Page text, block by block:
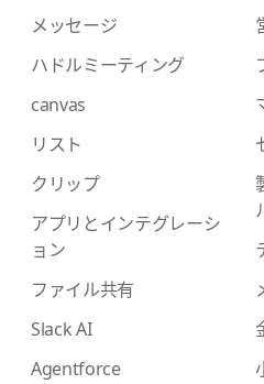
メッセージ
ハドルミーティング
canvas
リスト
クリップ
アプリとインテグレーシ
ョン
ファイル共有
Slack AI
Agentforce